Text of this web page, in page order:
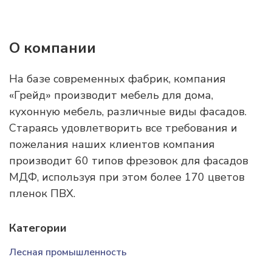
О компании
На базе современных фабрик, компания
«Грейд» производит мебель для дома,
кухонную мебель, различные виды фасадов.
Стараясь удовлетворить все требования и
пожелания наших клиентов компания
производит 60 типов фрезовок для фасадов
МДФ, используя при этом более 170 цветов
пленок ПВХ.
Категории
Лесная промышленность